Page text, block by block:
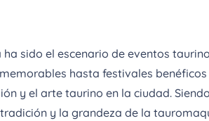
sido el escenario de eventos
hasta festivales
y el arte taurino en la ciudad.
y la grandeza de la